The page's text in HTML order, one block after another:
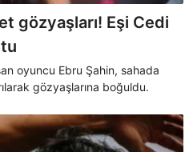
gözyaşları! Eşi Cedi
oyuncu Ebru Şahin, sahada
gözyaşlarına boğuldu.